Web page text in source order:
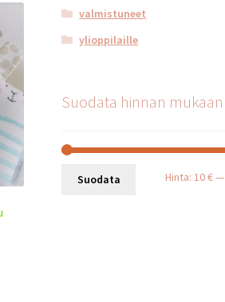
valmistuneet
ylioppilaille
Suodata hinnan mukaan
Suodata Hinta: 10 €—